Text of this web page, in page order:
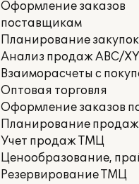
Оформление заказов
поставщикам
Планирование закупок
Анализ продаж ABC/
Взаиморасчеты с
Оптовая торговля
Оформление заказов
Планирование продаж
Учет продаж ТМЦ
Ценообразование,
Резервирование ТМЦ